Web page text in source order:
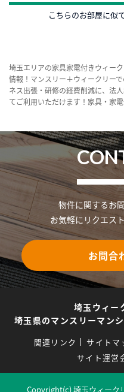
こちらのお部屋に似
埼玉エリアの家具家電付きウィー
情報！マンスリー＋ウィークリー
ネス出張・研修の経費削減に、法
てご利用いただけます！家具・家
物件に関するお
お気軽にリクエス
お問合
埼玉ウィー
埼玉県のマンスリーマン
関連リンク サイトマ
サイト運営
Copyright(c) 埼玉ウィーク